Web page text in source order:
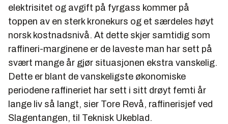
elektrisitet og avgift på fyrgass kommer på
toppen av en sterk kronekurs og et særdeles høyt
norsk kostnadsnivå. At dette skjer samtidig som
raffineri-marginene er de laveste man har sett på
svært mange år gjør situasjonen ekstra vanskelig.
Dette er blant de vanskeligste økonomiske
periodene raffineriet har sett i sitt drøyt femti år
lange liv så langt, sier Tore Revå, raffinerisjef ved
Slagentangen, til Teknisk Ukeblad.